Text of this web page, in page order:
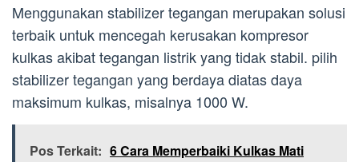
Menggunakan stabilizer tegangan merupakan solusi
terbaik untuk mencegah kerusakan kompresor
kulkas akibat tegangan listrik yang tidak stabil. pilih
stabilizer tegangan yang berdaya diatas daya
maksimum kulkas, misalnya 1000 W.
Pos Terkait: 6 Cara Memperbaiki Kulkas Mati